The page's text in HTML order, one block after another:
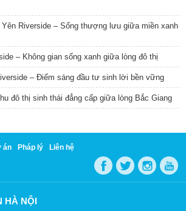
Riverside – Sống thượng lưu giữa miền xanh
– Không gian sống xanh giữa lòng đô thị
– Điểm sáng đầu tư sinh lời bền vững
đô thị sinh thái đẳng cấp giữa lòng Bắc Giang
án Pháp lý Liên hệ
HÀ NỘI